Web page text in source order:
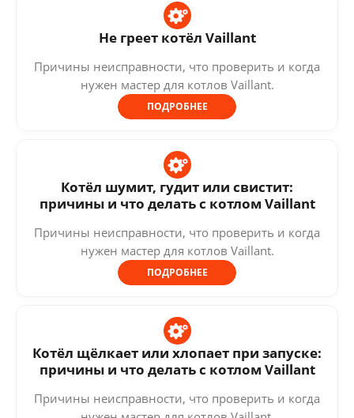
Не греет котёл Vaillant
Причины неисправности, что проверить и когда
нужен мастер для котлов Vaillant.
ПОДРОБНЕЕ
Котёл шумит, гудит или свистит:
причины и что делать с котлом Vaillant
Причины неисправности, что проверить и когда
нужен мастер для котлов Vaillant.
ПОДРОБНЕЕ
Котёл щёлкает или хлопает при запуске:
причины и что делать с котлом Vaillant
Причины неисправности, что проверить и когда